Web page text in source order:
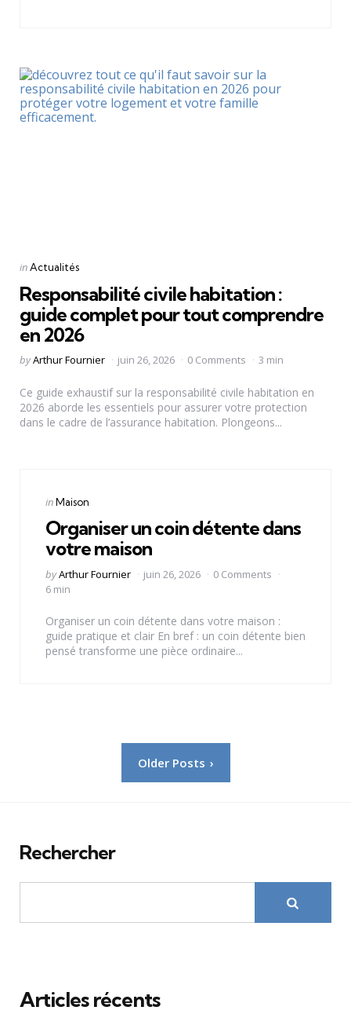
Categories
Posted
inActualités
Responsabilité civile habitation :
guide complet pour tout comprendre
en 2026
Posted
byArthur Fournier juin 26, 2026 0 Comments 3 min
Ce guide exhaustif sur la responsabilité civile habitation en
2026 aborde les essentiels pour assurer votre protection
dans le cadre de l’assurance habitation. Plongeons...
Categories
Posted
inMaison
Organiser un coin détente dans
votre maison
Posted
by
byArthur Fournier juin 26, 2026
0 Comments
6 min
Organiser un coin détente dans votre maison :
guide pratique et clair En bref : un coin détente bien
pensé transforme une pièce ordinaire...
Older Posts
Rechercher
Articles récents